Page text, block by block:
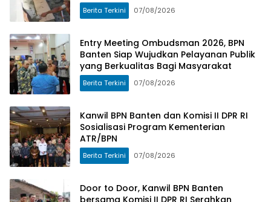
Umbele
Berita Terkini 07/08/2026
Entry Meeting Ombudsman 2026, BPN
Banten Siap Wujudkan Pelayanan Publik
yang Berkualitas Bagi Masyarakat
Berita Terkini 07/08/2026
Kanwil BPN Banten dan Komisi II DPR RI
Sosialisasi Program Kementerian
ATR/BPN
Berita Terkini 07/08/2026
Door to Door, Kanwil BPN Banten
bersama Komisi II DPR RI Serahkan